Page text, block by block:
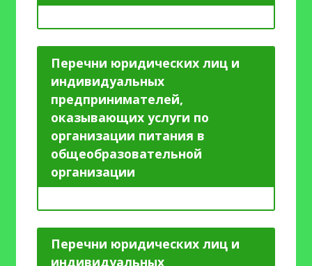
Перечни юридических лиц и
индивидуальных
предпринимателей,
оказывающих услуги по
организации питания в
общеобразовательной
организации
Перечни юридических лиц и
индивидуальных